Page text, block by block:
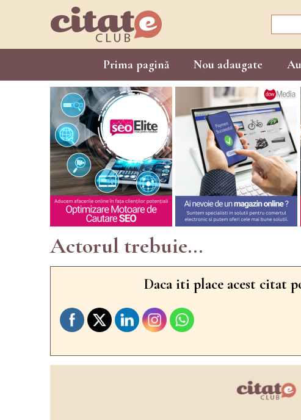
Prima pagină Nou adaugate
Actorul trebuie...
Daca iti place acest citat